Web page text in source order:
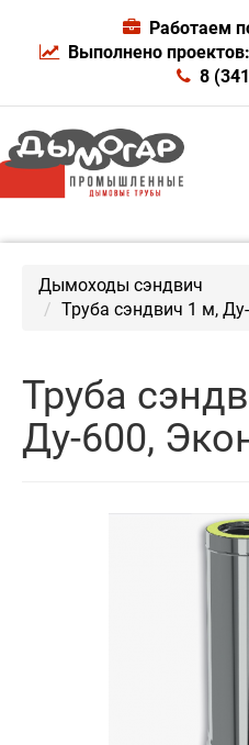
Работаем
Выполнено
8
Дымоходы сэндвич
Труба сэндвич 1 м,
Труба
Ду-600,